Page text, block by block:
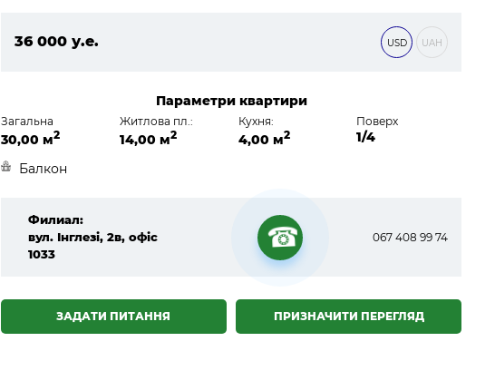
36 000 у.е.
USD UAH
Параметри квартири
Загальна
30,00 м2
Житлова пл.:
14,00 м2
Кухня:
4,00 м2
Поверх
1/4
Балкон
Филиал:
вул. Інглезі, 2в, офіс
1033
☎
067 408 99 74
ПРИЗНАЧИТИ ПЕРЕГЛЯД
ЗАДАТИ ПИТАННЯ